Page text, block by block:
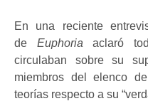
En una reciente
de Euphoria aclaró
circulaban sobre su
miembros del elenco
teorías respecto a su